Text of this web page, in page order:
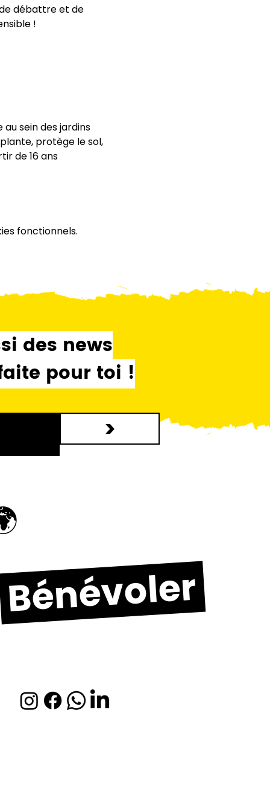
débattre et de
!
sein des jardins
protège le sol,
de 16 ans
fonctionnels.
des news
pour toi !
>
Bénévoler